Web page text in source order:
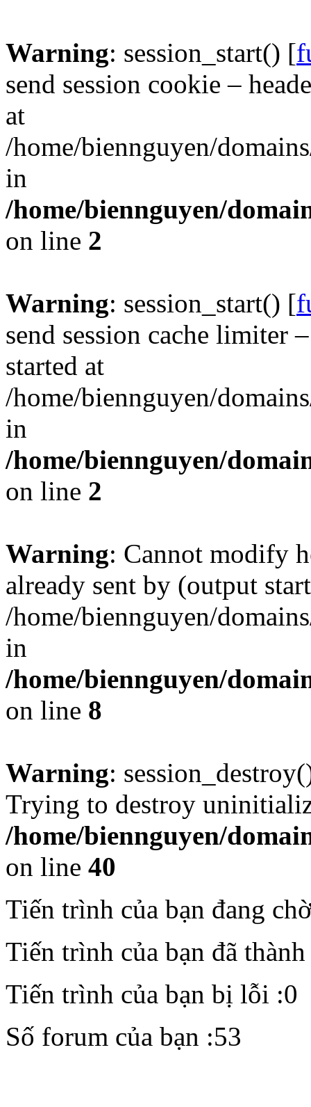
Warning: session_start() [
send session cookie –
at
/home/biennguyen/
in
/home/biennguyen/
on line 2
Warning: session_start() [
send session cache limiter
started at
/home/biennguyen/
in
/home/biennguyen/
on line 2
Warning: Cannot modify
already sent by (output
/home/biennguyen/
in
/home/biennguyen/
on line 8
Warning:
Trying to destroy
/home/biennguyen/
on line 40
Tiến trình của bạn đang
Tiến trình của bạn đã
Tiến trình của bạn bị lỗi :0
Số forum của bạn :53